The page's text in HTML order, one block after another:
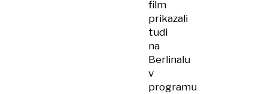
film
prikazali
tudi
na
Berlinalu
v
programu